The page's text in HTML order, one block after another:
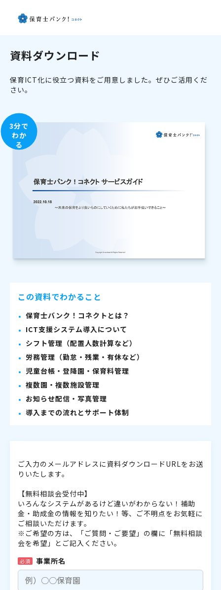
資料ダウンロード
保育ICT化に役立つ資料をご用意しました。ぜひご活用くだ
さい。
3分で
わか
る
この資料でわかること
保育士バンク！コネクトとは？
ICT支援システム導入について
シフト管理（配置人数計算など）
労務管理（勤怠・残業・有休など）
児童台帳・登降園・保育料管理
複数園・複数施設管理
お知らせ配信・写真管理
導入までの流れとサポート体制
ご入力のメールアドレスに資料ダウンロードURLをお送
りいたします。
【無料相談会受付中】
いろんなシステムがあるけど違いがわからない！補助
金・助成金の情報を知りたい！等、ご不明点をお気軽に
ご相談いただけます。
※ご希望の方は、「ご質問・ご要望」の欄に「無料相談
会を希望」とご記入ください。
必須 事業所名